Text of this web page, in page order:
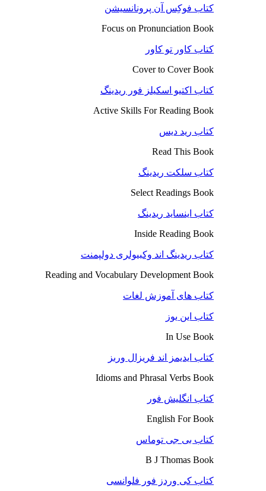
کتاب فوکِس آن پرونانسیشن
Focus on Pronunciation Book
کتاب کاور تو کاور
Cover to Cover Book
کتاب اکتیو اسکیلز فور ریدینگ
Active Skills For Reading Book
کتاب رید دیس
Read This Book
کتاب سلکت ریدینگ
Select Readings Book
کتاب اینساید ریدینگ
Inside Reading Book
کتاب ریدینگ اند وکبیولری دولپمنت
Reading and Vocabulary Development Book
کتاب های آموزش لغات
کتاب این یوز
In Use Book
کتاب ایدیمز اند فریزال وربز
Idioms and Phrasal Verbs Book
کتاب انگلیش فور
English For Book
کتاب بی جی توماس
B J Thomas Book
کتاب کی وردز فور فلوانسی